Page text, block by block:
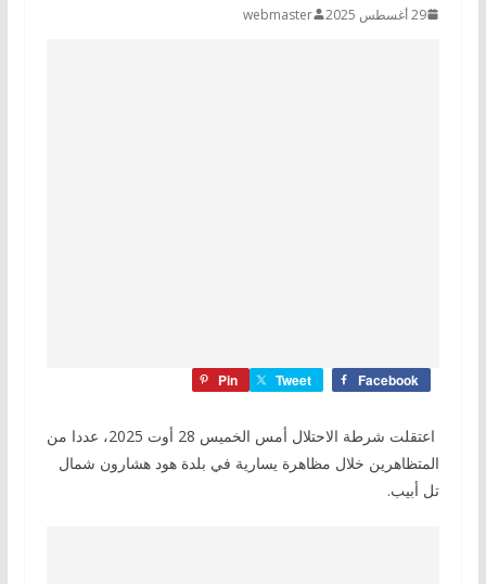
29 أغسطس 2025 webmaster
Facebook
Tweet
Pin
اعتقلت شرطة الاحتلال أمس الخميس 28 أوت 2025، عددا من
المتظاهرين خلال مظاهرة يسارية في بلدة هود هشارون شمال
تل أبيب.